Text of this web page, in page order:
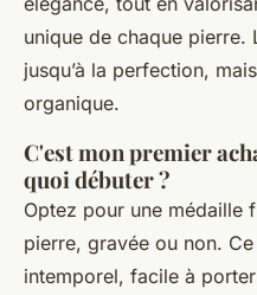
unique de chaque pierre.
jusqu’à la perfection,
organique.
C'est mon premier
quoi débuter ?
Optez pour une médaille
pierre, gravée ou non.
intemporel, facile à